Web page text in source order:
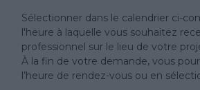
Sélectionner dans le calendrier ci-
l'heure à laquelle vous souhaitez
professionnel sur le lieu de votre
À la fin de votre demande, vous
l’heure de rendez-vous ou en